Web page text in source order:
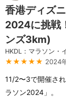
香港ディズ
2024に挑戦
ンズ3km)
HKDL：マラソン・
★★★★★ 2024
11/2〜3で開催さ
ラソン2024」。